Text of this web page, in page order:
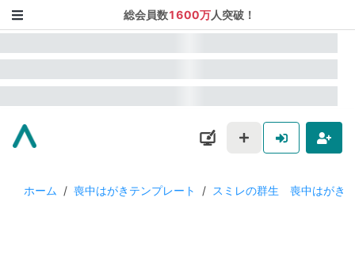
総会員数1600万人突破！
ホーム / 喪中はがきテンプレート / スミレの群生 喪中はがき